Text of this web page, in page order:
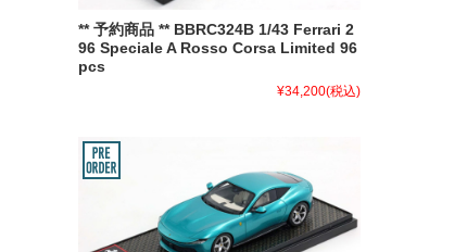
** 予約商品 ** BBRC324B 1/43 Ferrari 2
96 Speciale A Rosso Corsa Limited 96
pcs
¥34,200(税込)